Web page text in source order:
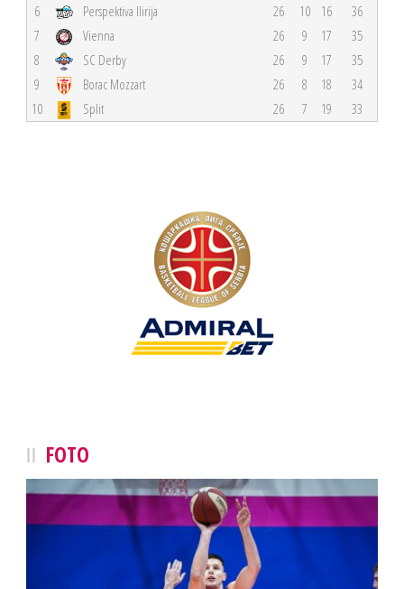
6
Perspektiva Ilirija 26 10 16
36
7
Vienna 26 9 17
35
8
SC Derby 26 9 17
35
9
Borac Mozzart 26 8 18
34
10
Split 26 7 19 33
FOTO